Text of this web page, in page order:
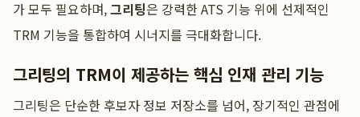
가 모두 필요하며,그리팅은 강력한 ATS 기능 위에 선제적인
TRM 기능을 통합하여 시너지를 극대화합니다.
그리팅의 TRM이 제공하는 핵심 인재 관리 기능
그리팅은 단순한 후보자 정보 저장소를 넘어, 장기적인 관점에